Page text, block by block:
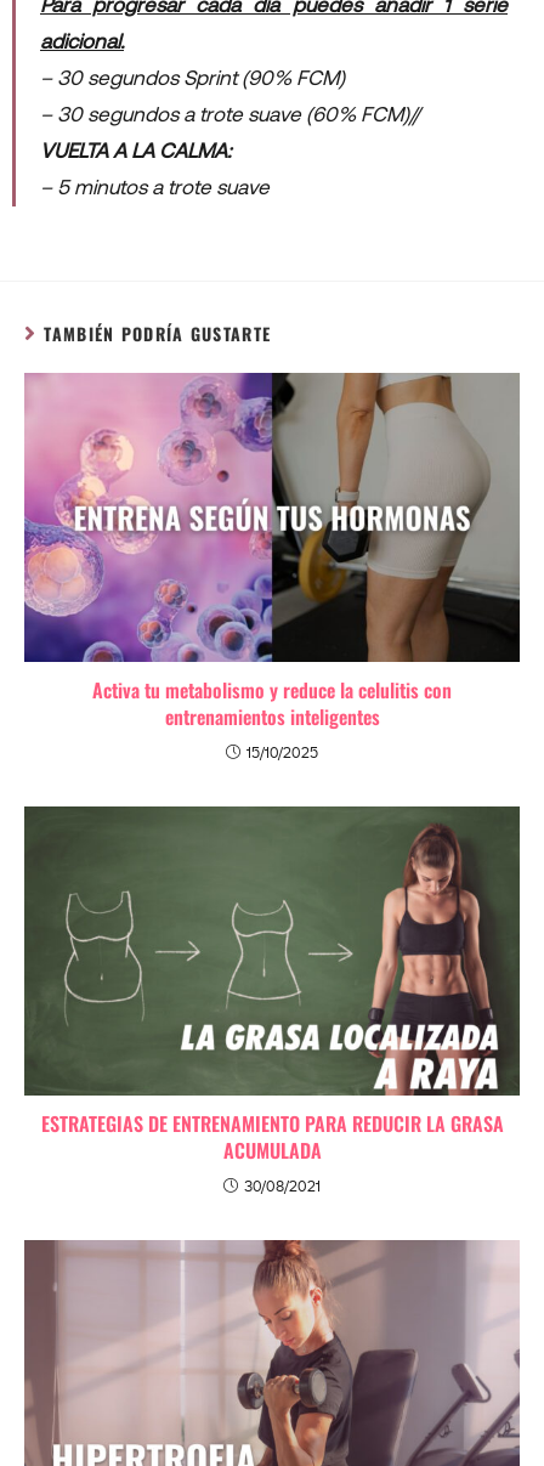
Para progresar cada día puedes añadir 1 serie
adicional.
– 30 segundos Sprint (90% FCM)
– 30 segundos a trote suave (60% FCM)//
VUELTA A LA CALMA:
– 5 minutos a trote suave
TAMBIÉN PODRÍA GUSTARTE
Activa tu metabolismo y reduce la celulitis con
entrenamientos inteligentes
15/10/2025
ESTRATEGIAS DE ENTRENAMIENTO PARA REDUCIR LA GRASA
ACUMULADA
30/08/2021